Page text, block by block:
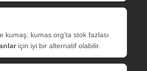
kumaş; kumas.org’ta stok fazlası
için iyi bir alternatif olabilir.